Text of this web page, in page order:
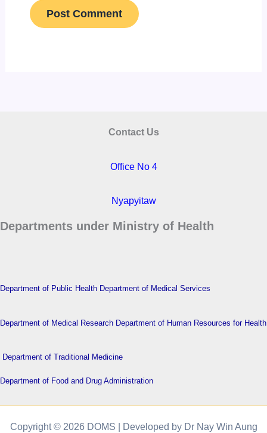
Contact Us
Office No 4
Nyapyitaw
Departments under Ministry of Health
Department of Public Health Department of Medical Services
Department of Medical Research Department of Human Resources for Health
Department of Traditional Medicine
Department of Food and Drug Administration
Copyright © 2026 DOMS | Developed by Dr Nay Win Aung